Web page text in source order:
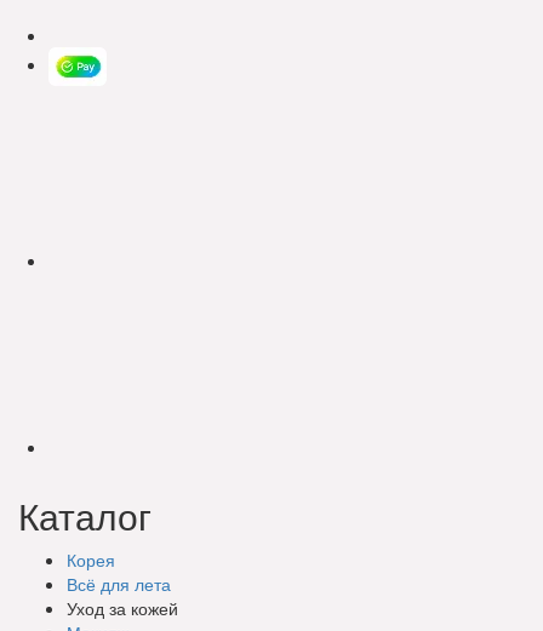
Каталог
Корея
Всё для лета
Уход за кожей